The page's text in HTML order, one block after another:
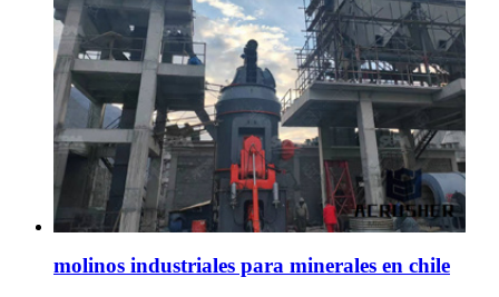
molinos industriales para minerales en chile